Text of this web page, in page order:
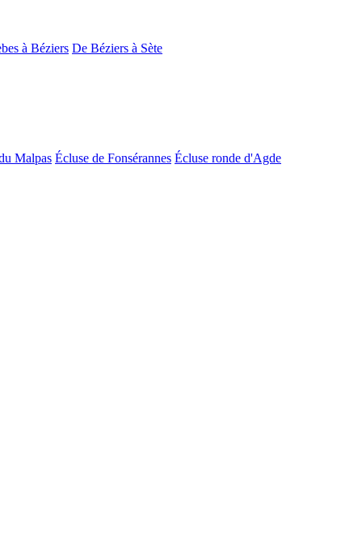
à Béziers De Béziers à Sète
Malpas Écluse de Fonsérannes Écluse ronde d'Agde